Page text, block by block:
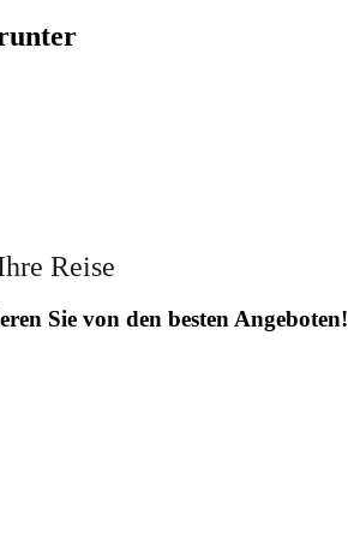
Reise
Sie von den besten Angeboten!